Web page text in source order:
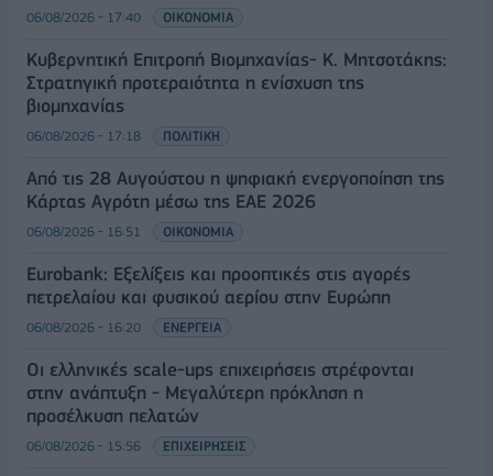
06/08/2026 - 17:40 ΟΙΚΟΝΟΜΙΑ
Κυβερνητική Επιτροπή Βιομηχανίας- Κ. Μητσοτάκης:
Στρατηγική προτεραιότητα η ενίσχυση της
βιομηχανίας
06/08/2026 - 17:18 ΠΟΛΙΤΙΚΗ
Από τις 28 Αυγούστου η ψηφιακή ενεργοποίηση της
Κάρτας Αγρότη μέσω της ΕΑΕ 2026
06/08/2026 - 16:51 ΟΙΚΟΝΟΜΙΑ
Eurobank: Εξελίξεις και προοπτικές στις αγορές
πετρελαίου και φυσικού αερίου στην Ευρώπη
06/08/2026 - 16:20 ΕΝΕΡΓΕΙΑ
Οι ελληνικές scale-ups επιχειρήσεις στρέφονται
στην ανάπτυξη - Μεγαλύτερη πρόκληση η
προσέλκυση πελατών
06/08/2026 - 15:56 ΕΠΙΧΕΙΡΗΣΕΙΣ